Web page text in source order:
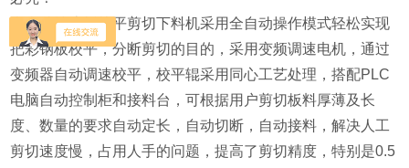
全自动铁皮板校平剪切下料机采用全自动操作模式轻松实现
把彩钢板校平，分断剪切的目的，采用变频调速电机，通过
变频器自动调速校平，校平辊采用同心工艺处理，搭配PLC
电脑自动控制柜和接料台，可根据用户剪切板料厚薄及长
度、数量的要求自动定长，自动切断，自动接料，解决人工
剪切速度慢，占用人手的问题，提高了剪切精度，特别是0.5